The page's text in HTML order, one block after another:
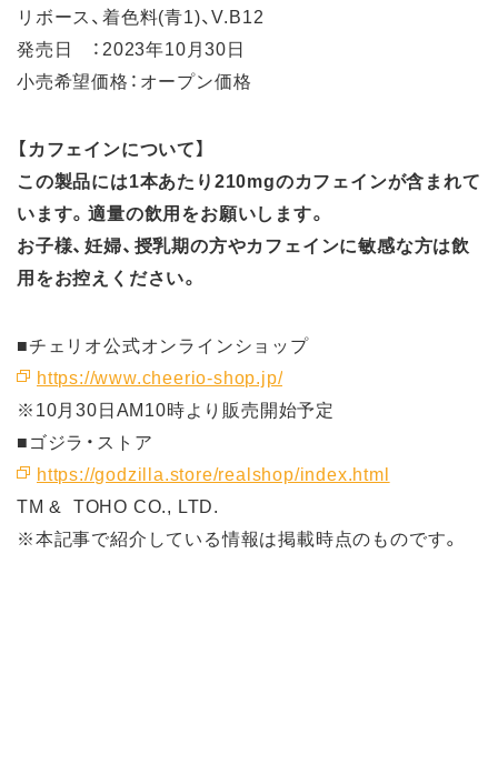
リボース、着色料(青1)、V.B12
発売日 ：2023年10月30日
小売希望価格：オープン価格
【カフェインについて】
この製品には1本あたり210mgのカフェインが含まれて
います。適量の飲用をお願いします。
お子様、妊婦、授乳期の方やカフェインに敏感な方は飲
用をお控えください。
■チェリオ公式オンラインショップ
https://www.cheerio-shop.jp/
※10月30日AM10時より販売開始予定
■ゴジラ・ストア
https://godzilla.store/realshop/index.html
TM & TOHO CO., LTD.
※本記事で紹介している情報は掲載時点のものです。